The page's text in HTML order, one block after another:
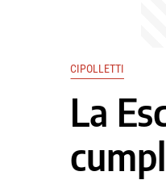
CIPOLLETTI
La